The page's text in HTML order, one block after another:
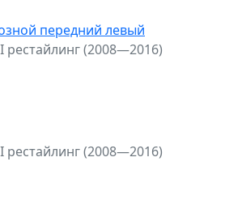
передний левый
рестайлинг (2008—2016)
рестайлинг (2008—2016)